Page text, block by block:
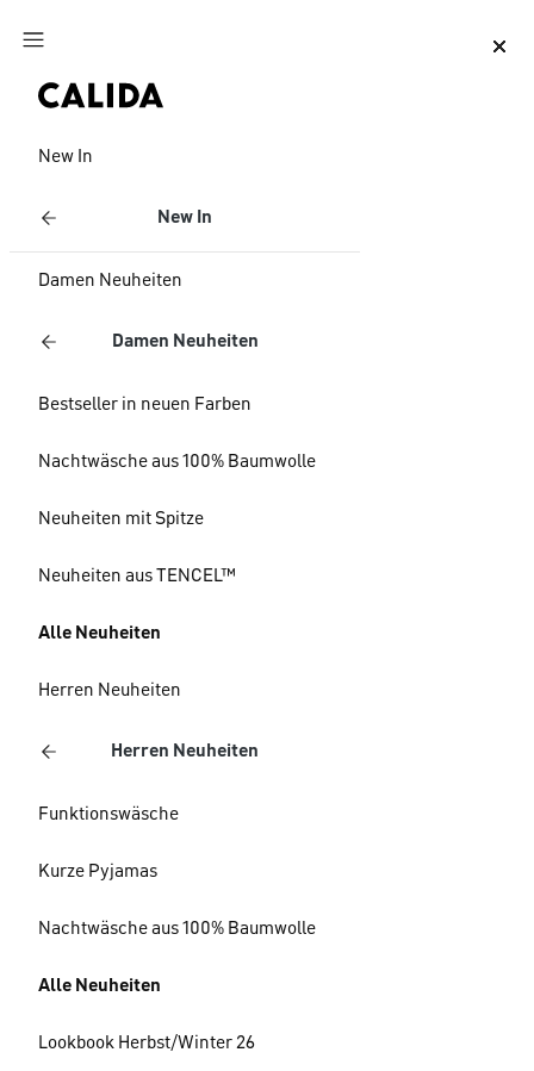
Zum Hauptinhalt springen
New In
New In
Damen Neuheiten
Damen Neuheiten
Bestseller in neuen Farben
Nachtwäsche aus 100% Baumwolle
Neuheiten mit Spitze
Neuheiten aus TENCEL™
Alle Neuheiten
Herren Neuheiten
Herren Neuheiten
Funktionswäsche
Kurze Pyjamas
Nachtwäsche aus 100% Baumwolle
Alle Neuheiten
Lookbook Herbst/Winter 26